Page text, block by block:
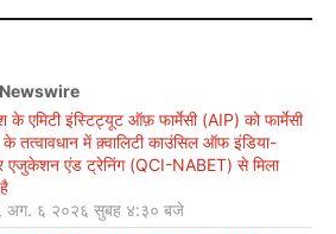
के एमिटी इंस्टिट्यूट ऑफ़ फार्मेसी (AIP) को फार्मेसी
तत्वावधान में क़्वालिटी काउंसिल ऑफ इंडिया-
एजुकेशन एंड ट्रेनिंग (QCI-NABET) से मिला
अग. ६ २०२६ सुबह ४:३० बजे